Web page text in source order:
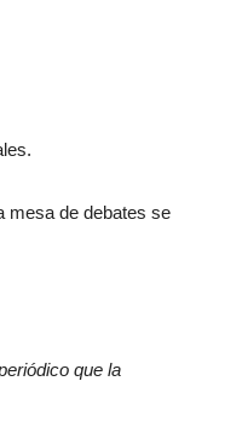
mesa de debates se
que la